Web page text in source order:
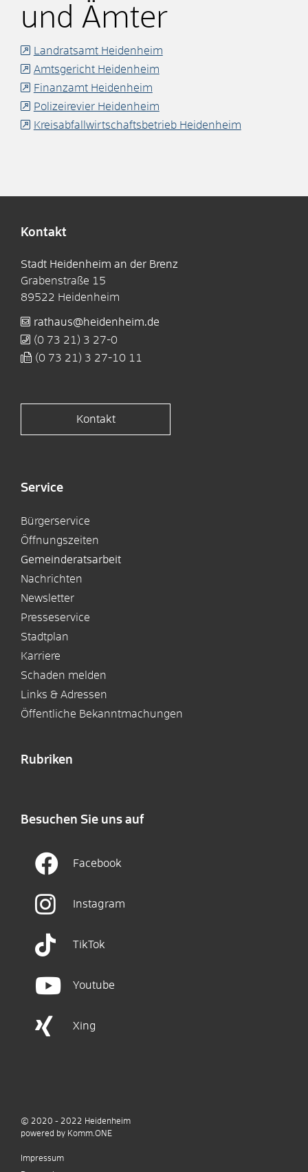
und Ämter
Landratsamt Heidenheim
Amtsgericht Heidenheim
Finanzamt Heidenheim
Polizeirevier Heidenheim
Kreisabfallwirtschaftsbetrieb Heidenheim
Kontakt
Stadt Heidenheim an der Brenz
Grabenstraße 15
89522 Heidenheim
rathaus@heidenheim.de
(0 73 21) 3 27-0
(0 73 21) 3 27-10 11
Kontakt
Service
Bürgerservice
Öffnungszeiten
Gemeinderatsarbeit
Nachrichten
Newsletter
Presseservice
Stadtplan
Karriere
Schaden melden
Links & Adressen
Öffentliche Bekanntmachungen
Rubriken
Besuchen Sie uns auf
Facebook
Instagram
TikTok
Youtube
Xing
© 2020 - 2022 Heidenheim
powered by Komm.ONE
Impressum